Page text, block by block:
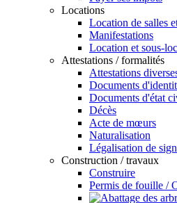
Locations
Location de salles
Manifestations
Location et sous-
Attestations / formalités
Attestations
Documents
Documents d'état
Décès
Acte de mœurs
Naturalisation
Légalisation de
Construction / travaux
Construire
Permis de fouille /